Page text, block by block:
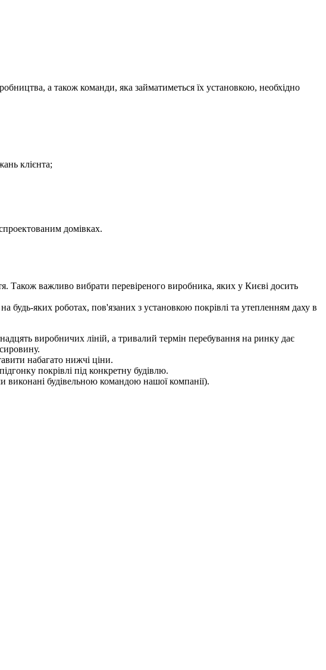
а також команди, яка займатиметься їх установкою, необхідно
клієнта;
домівках.
Також важливо вибрати перевіреного виробника, яких у Києві досить
будь-яких роботах, пов'язаних з установкою покрівлі та утепленням даху в
виробничих ліній, а тривалий термін перебування на ринку дає
набагато нижчі ціни.
покрівлі під конкретну будівлю.
будівельною командою нашої компанії).